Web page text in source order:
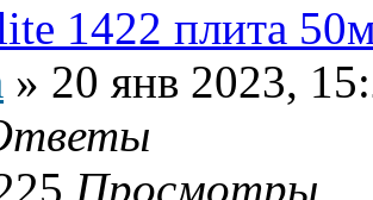
1422 плита
» 20 янв 2023,
Просмотры